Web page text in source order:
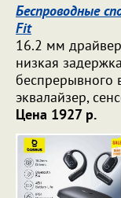
Беспроводные
Fit
16.2 мм
низкая
беспрерывного
эквалайзер,
Цена 1927 р.